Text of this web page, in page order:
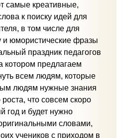
самые креативные,
к поиску идей для
в том числе для
и юмористические фразы
праздник педагогов
котором предлагаем
всем людям, которые
людям нужные знания
что совсем скоро
год и будет нужно
словами,
учеников с приходом в